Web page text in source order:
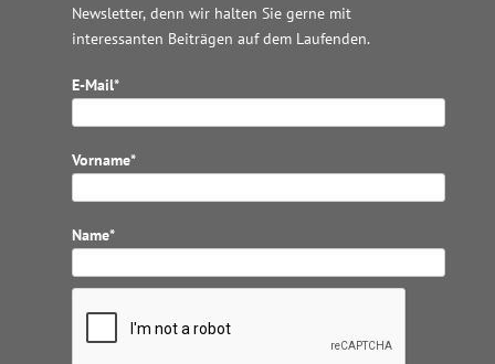
Newsletter, denn wir halten Sie gerne mit
interessanten Beiträgen auf dem Laufenden.
E-Mail*
Vorname*
Name*